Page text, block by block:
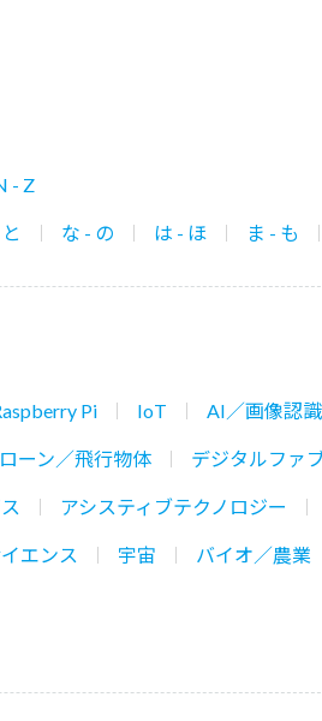
- Z
な - の は - ほ ま - も
Pi IoT AI／画像認識
ーン／飛行物体 デジタルファ
アシスティブテクノロジー
エンス 宇宙 バイオ／農業